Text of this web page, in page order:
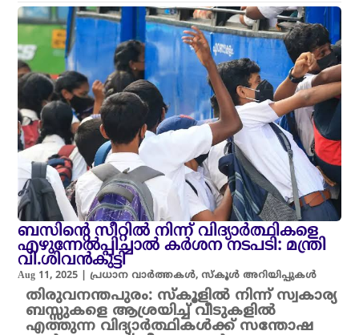
ബസിന്റെ സീറ്റിൽ നിന്ന് വിദ്യാർത്ഥികളെ
എഴുന്നേൽപ്പിച്ചാൽ കർശന നടപടി: മന്ത്രി
വി.ശിവൻകുട്ടി
Aug 11, 2025 |പ്രധാന വാർത്തകൾ,സ്കൂൾ അറിയിപ്പുകൾ
തിരുവനന്തപുരം: സ്കൂളിൽ നിന്ന് സ്വകാര്യ
ബസ്സുകളെ ആശ്രയിച്ച് വീടുകളിൽ
എത്തുന്ന വിദ്യാർത്ഥികൾക്ക് സന്തോഷ